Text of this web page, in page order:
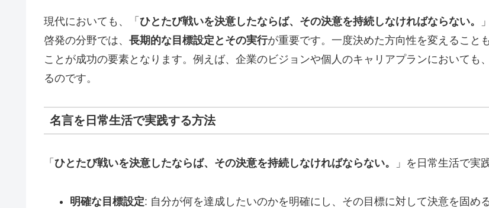
現代においても、「 ひとたび戦いを決意したならば、その決意を持続しなければならない。
啓発の分野では、 長期的な目標設定とその実行が重要です。一度決めた方向性を変えること
ことが成功の要素となります。例えば、企業のビジョンや個人のキャリアプランにおいて
るのです。
名言を日常生活で実践する方法
「 ひとたび戦いを決意したならば、その決意を持続しなければならない。 」を日常生活で実
明確な目標設定: 自分が何を達成したいのかを明確にし、その目標に対して決意を固める